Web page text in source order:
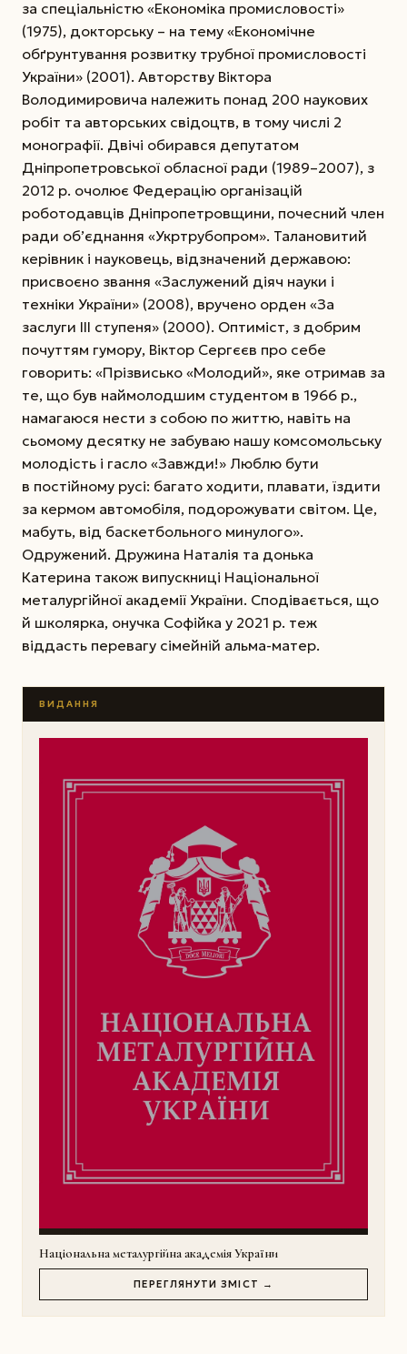
за спеціальністю «Економіка промисловості»
(1975), докторську – на тему «Економічне
обґрунтування розвитку трубної промисловості
Украї­ни» (2001). Авторству Віктора
Володимировича належить понад 200 наукових
робіт та авторських свідоцтв, в тому числі 2
монографії. Двічі обирався депутатом
Дніпропетровської обласної ради (1989–2007), з
2012 р. очолює Федерацію організацій
роботодавців Дніпропетровщини, почесний член
ради об’єднання «Укртрубопром». Талановитий
керівник і науковець, відзначений державою:
присвоєно звання «Заслужений діяч науки і
техніки України» (2008), вручено орден «За
заслуги III ступеня» (2000). Оптиміст, з добрим
почуттям гумору, Віктор Сергєєв про себе
говорить: «Прізвисько «Молодий», яке отримав за
те, що був наймолодшим студентом в 1966 р.,
намагаюся нести з собою по життю, навіть на
сьомому десятку не забуваю нашу комсомольську
молодість і гасло «Завжди!» Люблю бути
в постійному русі: багато ходити, плавати, їздити
за кермом автомобіля, подорожувати світом. Це,
мабуть, від баскетбольного минулого».
Одружений. Дружина Наталія та донька
Катерина також випускниці Національної
металургійної академії України. Сподівається, що
й школярка, онучка Софійка у 2021 р. теж
віддасть перевагу сімейній альма-матер.
ВИДАННЯ
Національна металургійна академія України
ПЕРЕГЛЯНУТИ ЗМІСТ →